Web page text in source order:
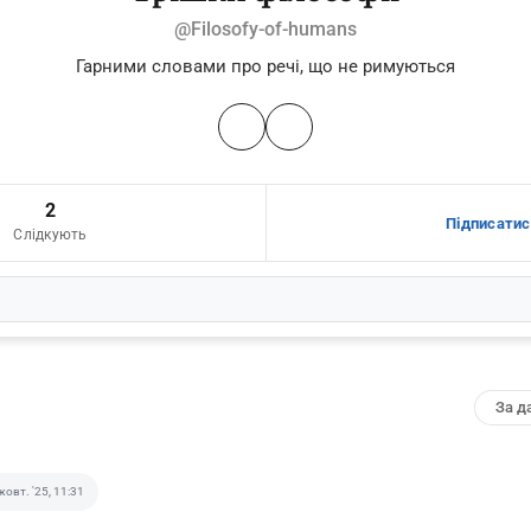
@Filosofy-of-humans
Гарними словами про речі, що не римуються
2
Слідкують
'25, 11:31